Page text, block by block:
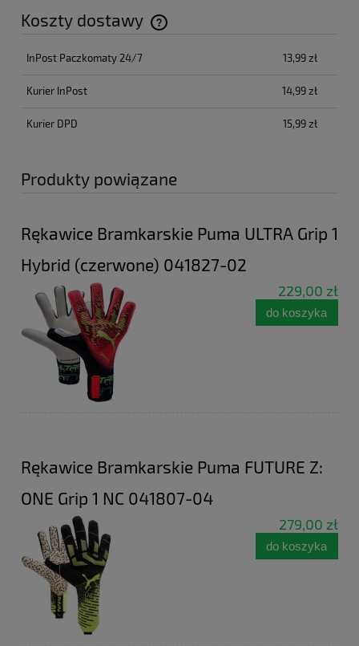
Koszty dostawy
Cena nie zawiera ewentualnych kosztów płatności
InPost Paczkomaty 24/7 13,99 zł
Kurier InPost 14,99 zł
Kurier DPD 15,99 zł
Produkty powiązane
Rękawice Bramkarskie Puma ULTRA Grip 1
Hybrid (czerwone) 041827-02
229,00 zł
do koszyka
Rękawice Bramkarskie Puma FUTURE Z:
ONE Grip 1 NC 041807-04
279,00 zł
do koszyka